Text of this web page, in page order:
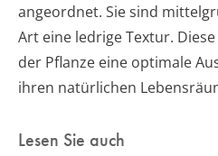
angeordnet. Sie sind
Art eine ledrige Textur.
der Pflanze eine optimale
ihren natürlichen
Lesen Sie auch